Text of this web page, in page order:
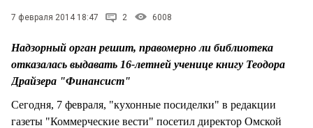
СТИЛЬ ЖИЗНИ
7 февраля 2014 18:47 2 6008
Надзорный орган решит, правомерно ли библиотека
отказалась выдавать 16-летней ученице книгу Теодора
Драйзера "Финансист"
Сегодня, 7 февраля, "кухонные посиделки" в редакции
газеты "Коммерческие вести" посетил директор Омской